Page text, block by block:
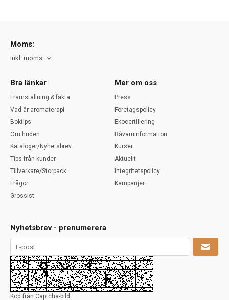
Moms:
Inkl. moms
Bra länkar
Framställning & fakta
Vad är aromaterapi
Boktips
Om huden
Kataloger/Nyhetsbrev
Tips från kunder
Tillverkare/Storpack
Frågor
Grossist
Mer om oss
Press
Företagspolicy
Ekocertifiering
Råvaruinformation
Kurser
Aktuellt
Integritetspolicy
Kampanjer
Nyhetsbrev - prenumerera
Kod från Captcha-bild: